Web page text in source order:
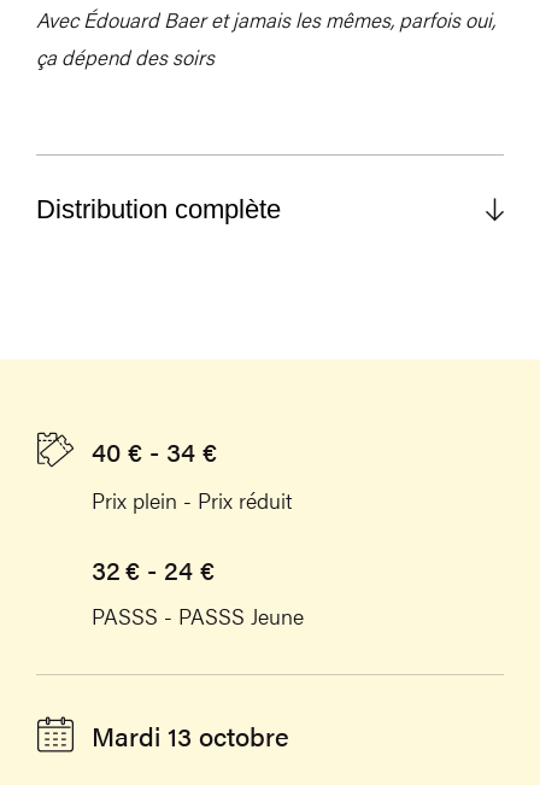
Avec Édouard Baer et jamais les mêmes, parfois oui,
ça dépend des soirs
Distribution complète
40 € - 34 €
Prix plein - Prix réduit
32 € - 24 €
PASSS - PASSS Jeune
Mardi 13 octobre